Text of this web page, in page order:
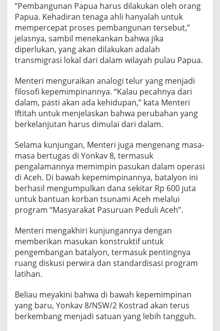
“Pembangunan Papua harus dilakukan oleh orang
Papua. Kehadiran tenaga ahli hanyalah untuk
mempercepat proses pembangunan tersebut,”
jelasnya, sambil menekankan bahwa jika
diperlukan, yang akan dilakukan adalah
transmigrasi lokal dari dalam wilayah pulau Papua.
Menteri menguraikan analogi telur yang menjadi
filosofi kepemimpinannya. “Kalau pecahnya dari
dalam, pasti akan ada kehidupan,” kata Menteri
Iftitah untuk menjelaskan bahwa perubahan yang
berkelanjutan harus dimulai dari dalam.
Selama kunjungan, Menteri juga mengenang masa-
masa bertugas di Yonkav 8, termasuk
pengalamannya memimpin pasukan dalam operasi
di Aceh. Di bawah kepemimpinannya, batalyon ini
berhasil mengumpulkan dana sekitar Rp 600 juta
untuk bantuan korban tsunami Aceh melalui
program “Masyarakat Pasuruan Peduli Aceh”.
Menteri mengakhiri kunjungannya dengan
memberikan masukan konstruktif untuk
pengembangan batalyon, termasuk pentingnya
ruang diskusi perwira dan standardisasi program
latihan.
Beliau meyakini bahwa di bawah kepemimpinan
yang baru, Yonkav 8/NSW/2 Kostrad akan terus
berkembang menjadi satuan yang lebih tangguh.